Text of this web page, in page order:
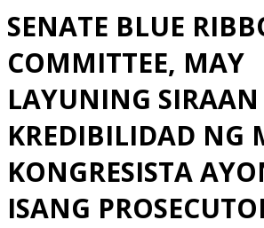
SENATE BLUE
COMMITTEE, MAY
LAYUNING
KREDIBILIDAD NG
KONGRESISTA
ISANG